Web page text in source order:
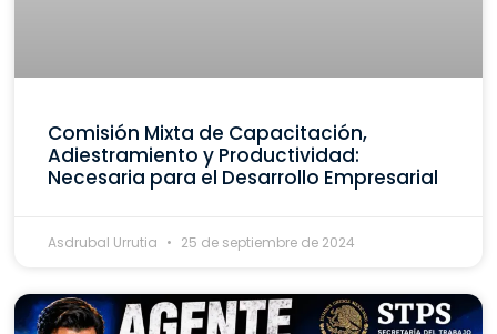
Comisión Mixta de Capacitación,
Adiestramiento y Productividad:
Necesaria para el Desarrollo Empresarial
Asdrubal Urrutia 25 de septiembre de 2024